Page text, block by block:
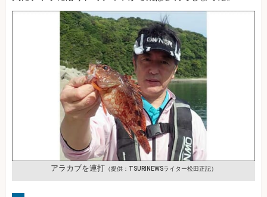
アラカブを連打 （提供：TSURINEWSライター松田正記）